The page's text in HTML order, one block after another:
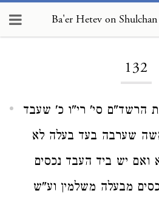
132
הרשד"ם סי' רי"ו כ' שעבד
שערבה בעד בעלה לא
ואם יש ביד העבד נכסים
מבעלה משלמין וע"ש